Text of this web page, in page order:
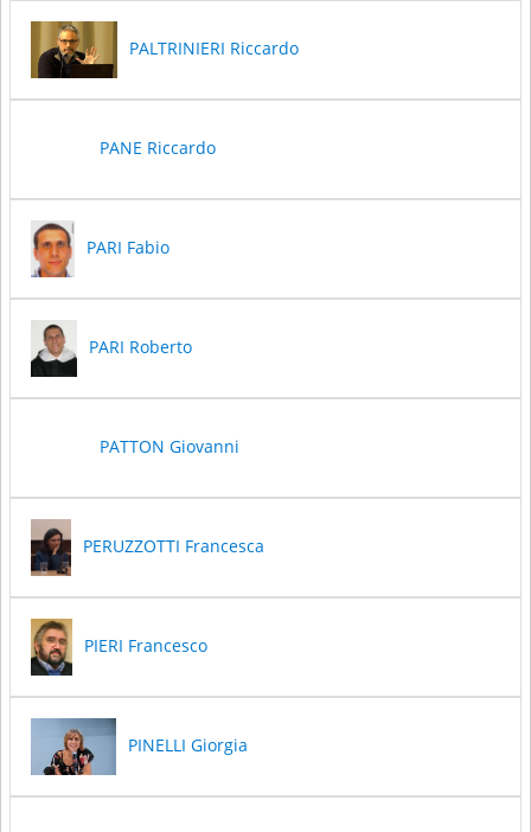
PALTRINIERI Riccardo
PANE Riccardo
PARI Fabio
PARI Roberto
PATTON Giovanni
PERUZZOTTI Francesca
PIERI Francesco
PINELLI Giorgia